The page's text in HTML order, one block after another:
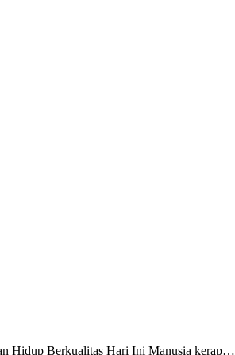
Hidup Berkualitas Hari Ini Manusia kerap…